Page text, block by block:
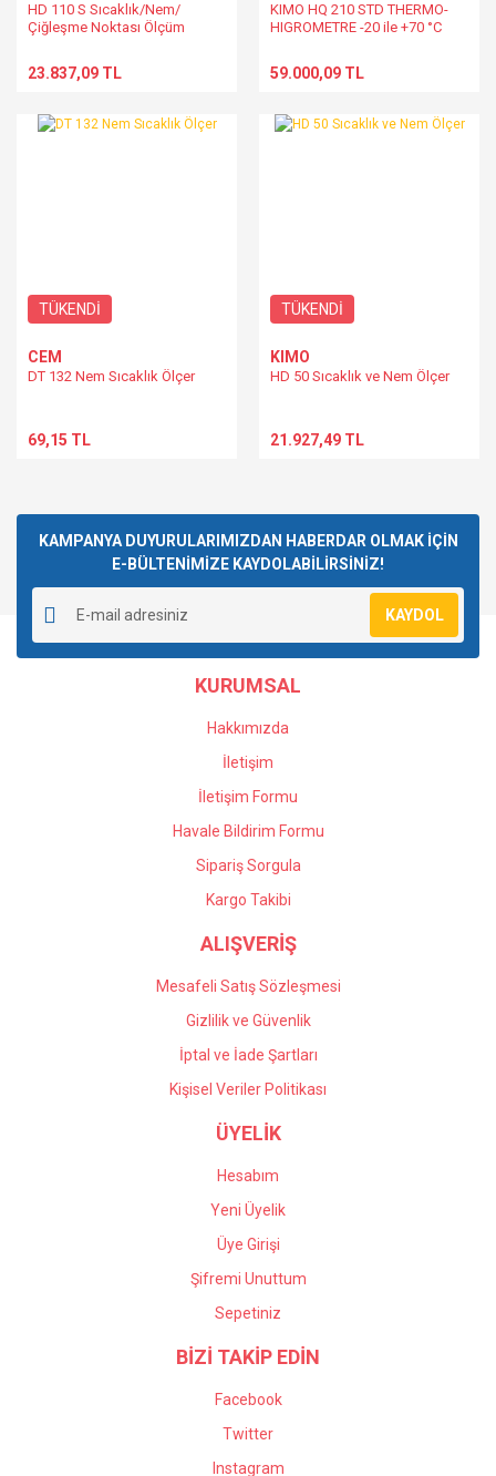
HD 110 S Sıcaklık/Nem/
Çiğleşme Noktası Ölçüm
23.837,09 TL
KIMO HQ 210 STD THERMO-
HIGROMETRE -20 ile +70 °C
59.000,09 TL
TÜKENDİ
CEM
DT 132 Nem Sıcaklık Ölçer
69,15 TL
TÜKENDİ
KIMO
HD 50 Sıcaklık ve Nem Ölçer
21.927,49 TL
KAMPANYA DUYURULARIMIZDAN HABERDAR OLMAK İÇİN
E-BÜLTENİMİZE KAYDOLABİLİRSİNİZ!
KAYDOL
KURUMSAL
Hakkımızda
İletişim
İletişim Formu
Havale Bildirim Formu
Sipariş Sorgula
Kargo Takibi
ALIŞVERİŞ
Mesafeli Satış Sözleşmesi
Gizlilik ve Güvenlik
İptal ve İade Şartları
Kişisel Veriler Politikası
ÜYELİK
Hesabım
Yeni Üyelik
Üye Girişi
Şifremi Unuttum
Sepetiniz
BİZİ TAKİP EDİN
Facebook
Twitter
Instagram